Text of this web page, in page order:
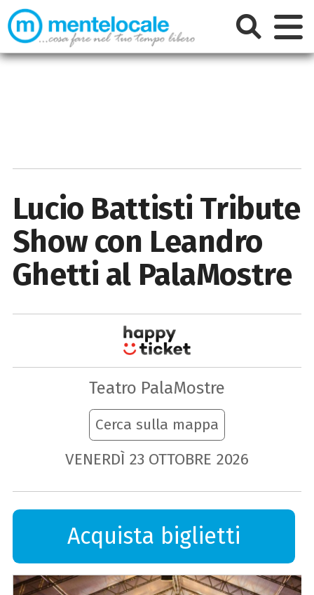
Lucio Battisti Tribute
Show con Leandro
Ghetti al PalaMostre
Teatro PalaMostre
Cerca sulla mappa
VENERDÌ 23 OTTOBRE 2026
Acquista biglietti